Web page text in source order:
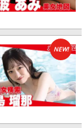
NEW!